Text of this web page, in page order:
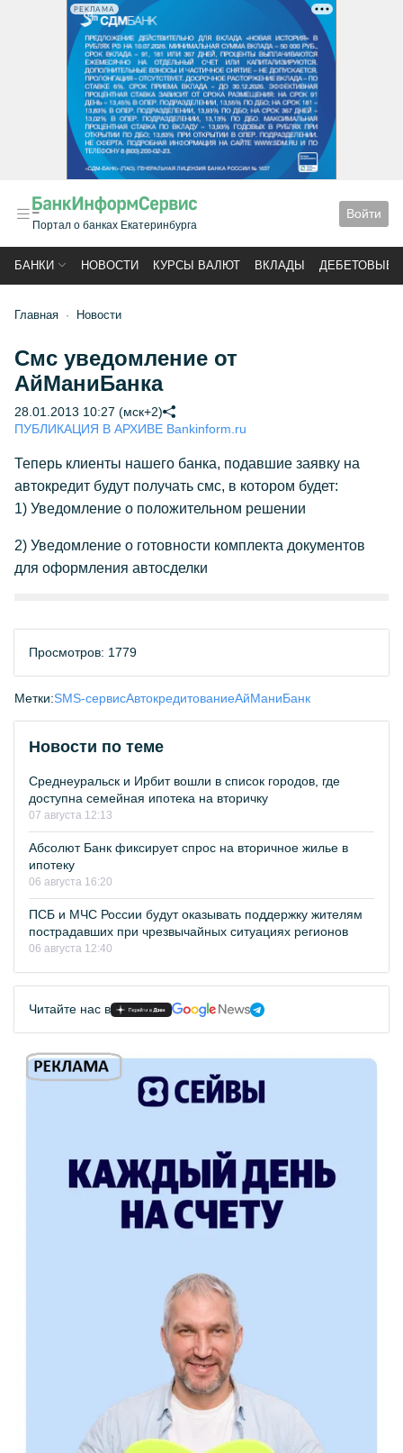
РЕКЛАМА
Портал о банках Екатеринбурга
Войти
БАНКИ НОВОСТИ КУРСЫ ВАЛЮТ ВКЛАДЫ ДЕБЕТОВЫЕ
Главная Новости
Смс уведомление от
АйМаниБанка
28.01.2013 10:27 (мск+2)
ПУБЛИКАЦИЯ В АРХИВЕ Bankinform.ru
Теперь клиенты нашего банка, подавшие заявку на
автокредит будут получать смс, в котором будет:
1) Уведомление о положительном решении
2) Уведомление о готовности комплекта документов
для оформления автосделки
Просмотров: 1779
Метки:SMS-сервисАвтокредитованиеАйМаниБанк
Новости по теме
Среднеуральск и Ирбит вошли в список городов, где
доступна семейная ипотека на вторичку
07 августа 12:13
Абсолют Банк фиксирует спрос на вторичное жилье в
ипотеку
06 августа 16:20
ПСБ и МЧС России будут оказывать поддержку жителям
пострадавших при чрезвычайных ситуациях регионов
06 августа 12:40
Читайте нас в